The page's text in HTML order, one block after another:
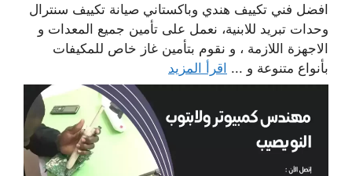
افضل فني تكييف هندي وباكستاني صيانة تكييف سنترال
وحدات تبريد للابنية، نعمل على تأمين جميع المعدات و
الاجهزة اللازمة ، و نقوم بتأمين غاز خاص للمكيفات
بأنواع متنوعة و ... اقرأ المزيد